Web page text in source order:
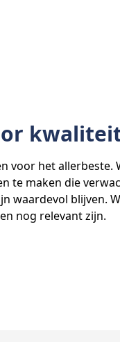
voor het allerbeste.
te maken die
waardevol blijven.
nog relevant zijn.